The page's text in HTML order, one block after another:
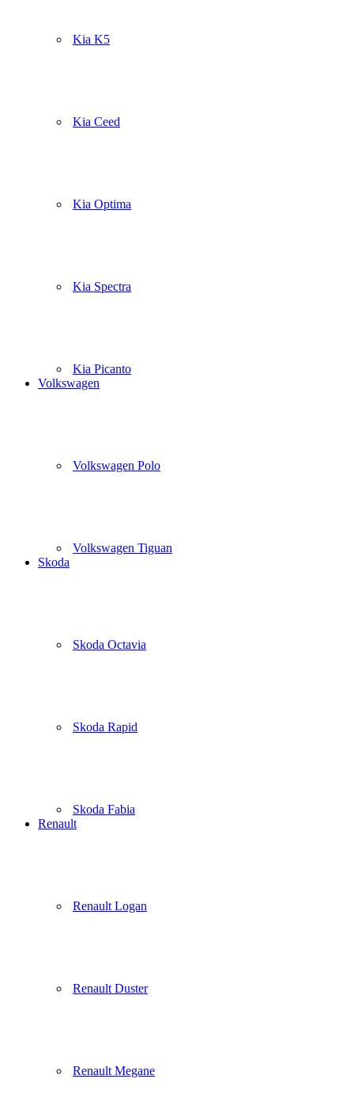
Kia K5
Kia Ceed
Kia Optima
Kia Spectra
Kia Picanto
Volkswagen
Volkswagen Polo
Volkswagen Tiguan
Skoda
Skoda Octavia
Skoda Rapid
Skoda Fabia
Renault
Renault Logan
Renault Duster
Renault Megane